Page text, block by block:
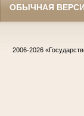
ОБЫЧНАЯ
2006-2026